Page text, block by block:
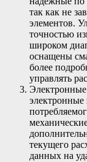
так как не
элементов.
точностью
широком
оснащены
более
управлять
электронные
текущего
данных на